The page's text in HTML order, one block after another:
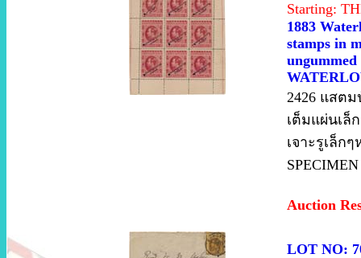
Starting:
1883
stamps in
2426 แสตม
เต็มแผ่นเล็
เจาะรูเล็ก
Auction
LOT NO: